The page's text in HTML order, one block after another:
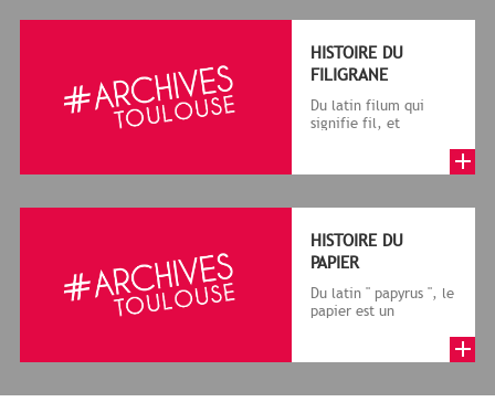
HISTOIRE DU
FILIGRANE
Du latin filum qui
signifie fil, et
le cadre de la f...
HISTOIRE DU
PAPIER
Du latin " papyrus ", le
papier est un
végétales réduite...